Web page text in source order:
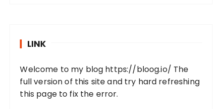
LINK
Welcome to my blog https://bloog.io/ The
full version of this site and try hard refreshing
this page to fix the error.